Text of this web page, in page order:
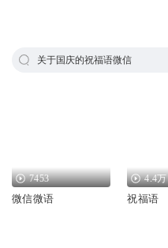
关于国庆的祝福语微信
7453
微信微语
4.4万
祝福语